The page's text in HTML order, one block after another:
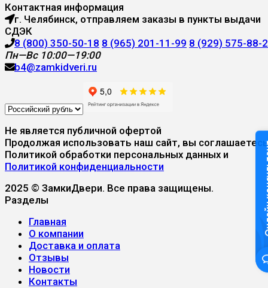
Контактная информация
г. Челябинск, отправляем заказы в пункты выдачи
СДЭК
8 (800) 350-50-18 8 (965) 201-11-99 8 (929) 575-88-
Пн—Вс 10:00—19:00
b4@zamkidveri.ru
Не является публичной офертой
Продолжая использовать наш сайт, вы
Политикой обработки персональных данных и
Политикой конфиденциальности
2025 © ЗамкиДвери. Все права защищены.
Разделы
Главная
О компании
Доставка и оплата
Отзывы
Новости
Контакты